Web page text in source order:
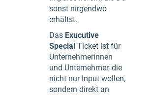
sonst nirgendwo
erhältst.
Das Exucutive
Special Ticket ist für
Unternehmerinnen
und Unternehmer, die
nicht nur Input wollen,
sondern direkt an